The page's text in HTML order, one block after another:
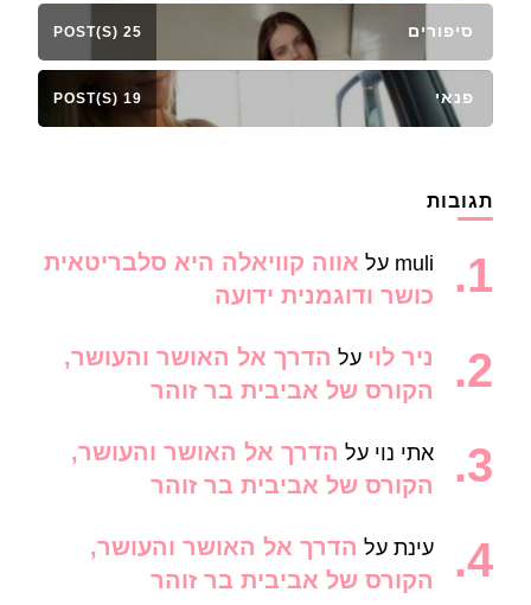
סיפורים 25 POST(S)
פנאי 19 POST(S)
תגובות
muli על אווה קוויאלה היא סלבריטאית
כושר ודוגמנית ידועה
ניר לוי על הדרך אל האושר והעושר,
הקורס של אביבית בר זוהר
אתי נוי על הדרך אל האושר והעושר,
הקורס של אביבית בר זוהר
עינת על הדרך אל האושר והעושר,
הקורס של אביבית בר זוהר